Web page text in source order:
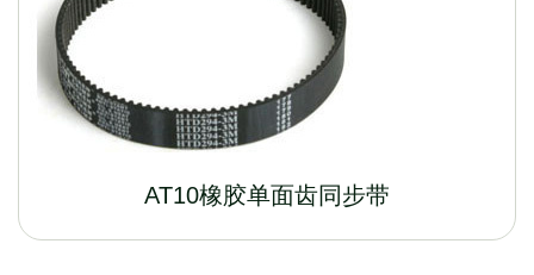
AT10橡胶单面齿同步带